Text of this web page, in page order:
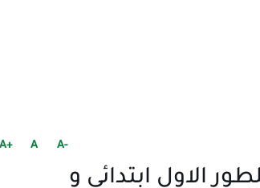
+A A -A
الاول ابتدائي و